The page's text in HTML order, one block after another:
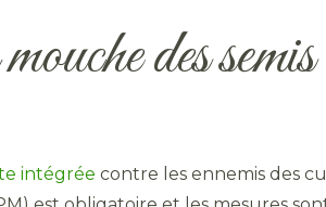
des
intégrée contre les ennemis des